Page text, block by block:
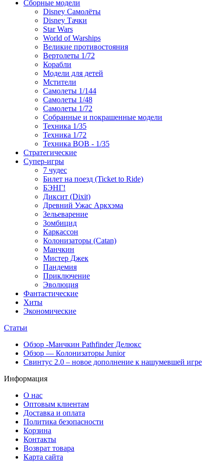
Сборные модели
Disney Самолёты
Disney Тачки
Star Wars
World of Warships
Великие противостояния
Вертолеты 1/72
Корабли
Модели для детей
Мстители
Самолеты 1/144
Самолеты 1/48
Самолеты 1/72
Собранные и покрашенные модели
Техника 1/35
Техника 1/72
Техника ВОВ - 1/35
Стратегические
Супер-игры
7 чудес
Билет на поезд (Ticket to Ride)
БЭНГ!
Диксит (Dixit)
Древний Ужас Аркхэма
Зельеварение
Зомбицид
Каркассон
Колонизаторы (Catan)
Манчкин
Мистер Джек
Пандемия
Приключение
Эволюция
Фантастические
Хиты
Экономические
Статьи
Обзор -Манчкин Pathfinder Делюкс
Обзор — Колонизаторы Junior
Свинтус 2.0 – новое дополнение к нашумевшей игре
Информация
О нас
Оптовым клиентам
Доставка и оплата
Политика безопасности
Корзина
Контакты
Возврат товара
Карта сайта